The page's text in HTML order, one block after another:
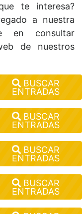
te interesa?
a nuestra
en consultar
de nuestros
BUSCAR
ENTRADAS
BUSCAR
ENTRADAS
BUSCAR
ENTRADAS
BUSCAR
ENTRADAS